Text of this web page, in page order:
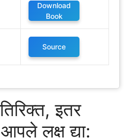
Download
Book
Source
इतर
लक्ष द्या: